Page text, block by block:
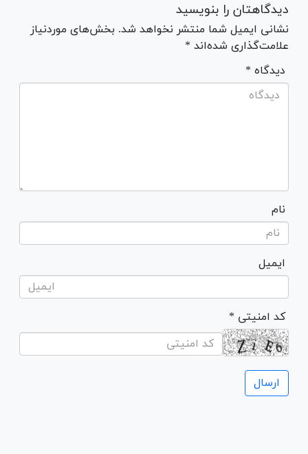
دیدگاهتان را بنویسید
نشانی ایمیل شما منتشر نخواهد شد. بخش‌های موردنیاز
علامت‌گذاری شده‌اند *
* دیدگاه
نام
ایمیل
* کد امنیتی